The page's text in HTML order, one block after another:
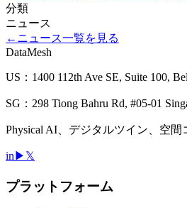
分類
ニュース
← ニュース一覧を見る
DataMesh
US：1400 112th Ave SE, Suite 100,
SG：298 Tiong Bahru Rd, #05-01
Physical AI、デジタルツイン、空
in ▶ 𝕏
プラットフォーム